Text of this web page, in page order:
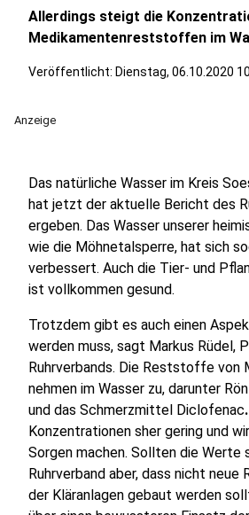
Allerdings steigt die
Medikamentenreststoffen im
Veröffentlicht: Dienstag, 06.10.2020
Anzeige
Das natürliche Wasser im Kreis
hat jetzt der aktuelle Bericht des
ergeben. Das Wasser unserer
wie die Möhnetalsperre, hat sich
verbessert. Auch die Tier- und
ist vollkommen gesund.
Trotzdem gibt es auch einen
werden muss, sagt Markus Rüdel,
Ruhrverbands. Die Reststoffe von
nehmen im Wasser zu, darunter
und das Schmerzmittel Diclofenac.
Konzentrationen sher gering und
Sorgen machen. Sollten die Werte
Ruhrverband aber, dass nicht neue
der Kläranlagen gebaut werden